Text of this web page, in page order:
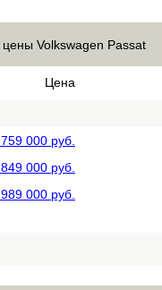
Volkswagen Passat
Цена
000 руб.
000 руб.
000 руб.